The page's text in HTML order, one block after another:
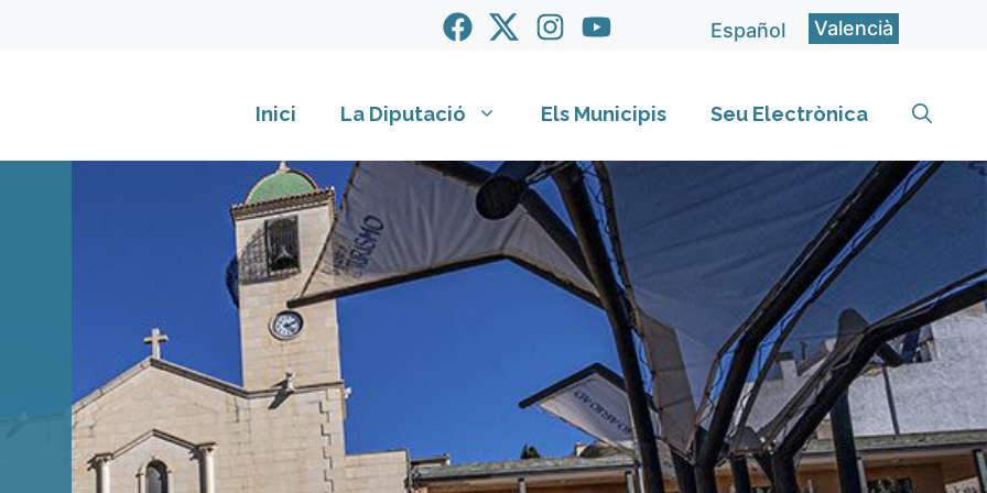
Español Valencià
Inici La Diputació Els Municipis Seu Electrònica